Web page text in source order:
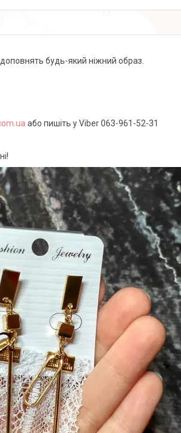
будь-який ніжний образ.
або пишіть у Viber 063-961-52-31